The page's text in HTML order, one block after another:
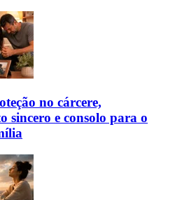
no cárcere,
sincero e consolo para o